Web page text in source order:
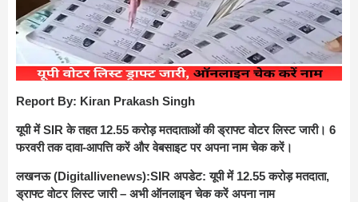
Report By: Kiran Prakash Singh
यूपी में SIR के तहत 12.55 करोड़ मतदाताओं की ड्राफ्ट वोटर लिस्ट जारी। 6
फरवरी तक दावा-आपत्ति करें और वेबसाइट पर अपना नाम चेक करें।
लखनऊ (Digitallivenews):SIR अपडेट: यूपी में 12.55 करोड़ मतदाता,
ड्राफ्ट वोटर लिस्ट जारी – अभी ऑनलाइन चेक करें अपना नाम